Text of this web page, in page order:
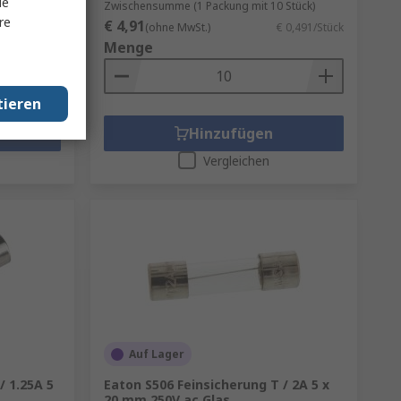
€ 0,41/Stück
Zwischensumme (1 Packung mit 10 Stück)
€ 4,91(ohne MwSt.) € 0,491/Stück
Menge
Hinzufügen
Vergleichen
1.25A 5
Auf Lager
Eaton S506 Feinsicherung T / 2A 5 x